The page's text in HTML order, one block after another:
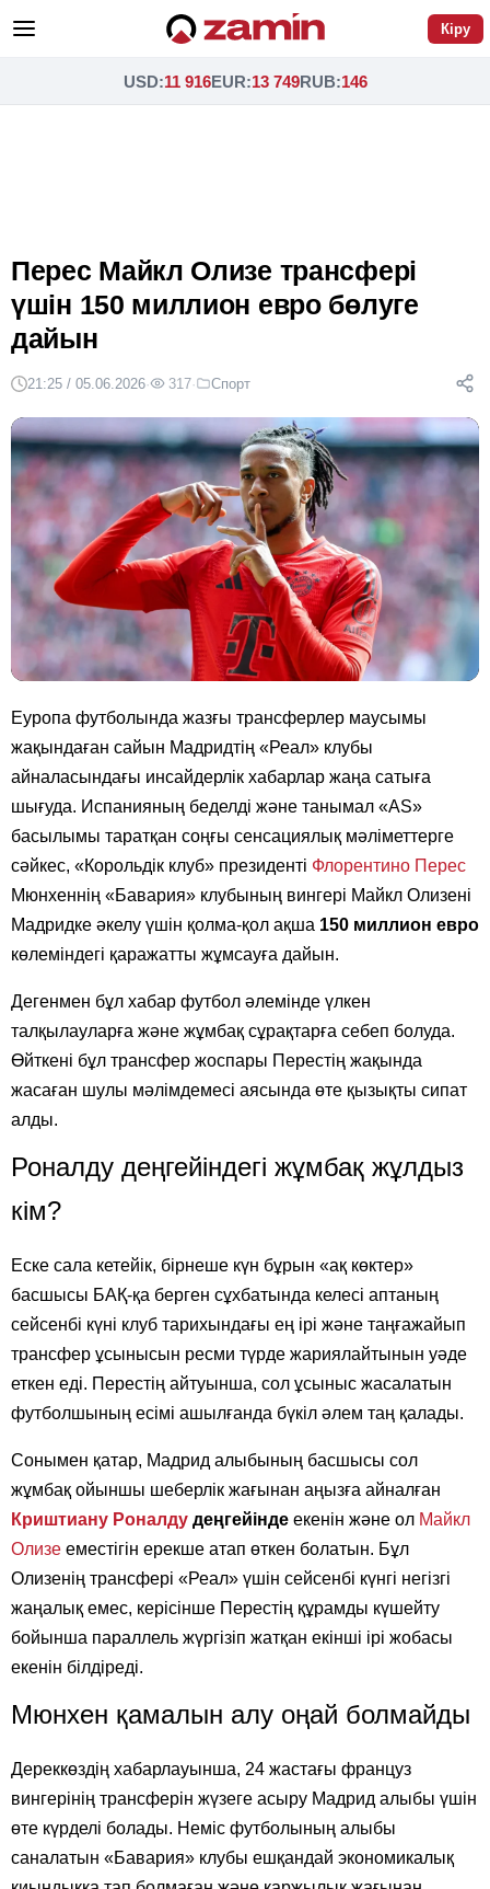
Кіру
USD:11 916EUR:13 749RUB:146
Перес Майкл Олизе трансфері
үшін 150 миллион евро бөлуге
дайын
21:25 / 05.06.2026· 317· Спорт
Еуропа футболында жазғы трансферлер маусымы
жақындаған сайын Мадридтің «Реал» клубы
айналасындағы инсайдерлік хабарлар жаңа сатыға
шығуда. Испанияның беделді және танымал «AS»
басылымы таратқан соңғы сенсациялық мәліметтерге
сәйкес, «Корольдік клуб» президенті Флорентино Перес
Мюнхеннің «Бавария» клубының вингері Майкл Олизені
Мадридке әкелу үшін қолма-қол ақша 150 миллион евро
көлеміндегі қаражатты жұмсауға дайын.
Дегенмен бұл хабар футбол әлемінде үлкен
талқылауларға және жұмбақ сұрақтарға себеп болуда.
Өйткені бұл трансфер жоспары Перестің жақында
жасаған шулы мәлімдемесі аясында өте қызықты сипат
алды.
Роналду деңгейіндегі жұмбақ жұлдыз
кім?
Еске сала кетейік, бірнеше күн бұрын «ақ көктер»
басшысы БАҚ-қа берген сұхбатында келесі аптаның
сейсенбі күні клуб тарихындағы ең ірі және таңғажайып
трансфер ұсынысын ресми түрде жариялайтынын уәде
еткен еді. Перестің айтуынша, сол ұсыныс жасалатын
футболшының есімі ашылғанда бүкіл әлем таң қалады.
Сонымен қатар, Мадрид алыбының басшысы сол
жұмбақ ойыншы шеберлік жағынан аңызға айналған
Криштиану Роналду деңгейінде екенін және ол Майкл
Олизе еместігін ерекше атап өткен болатын. Бұл
Олизенің трансфері «Реал» үшін сейсенбі күнгі негізгі
жаңалық емес, керісінше Перестің құрамды күшейту
бойынша параллель жүргізіп жатқан екінші ірі жобасы
екенін білдіреді.
Мюнхен қамалын алу оңай болмайды
Дереккөздің хабарлауынша, 24 жастағы француз
вингерінің трансферін жүзеге асыру Мадрид алыбы үшін
өте күрделі болады. Неміс футболының алыбы
саналатын «Бавария» клубы ешқандай экономикалық